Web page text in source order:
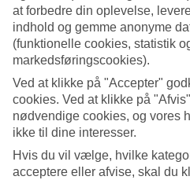
7/12
8/12
9/12
at forbedre din oplevelse,
indhold og gemme anonyme
(funktionelle cookies, statistik
markedsføringscookies).
Ved at klikke på "Accepter"
cookies. Ved at klikke på
nødvendige cookies, og vores
ikke til dine interesser.
Hvis du vil vælge, hvilke
acceptere eller afvise, skal du